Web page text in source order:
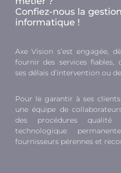
Confiez-nous la
informatique !
Axe Vision s’est engagée,
fournir des services fiables,
ses délais d’intervention ou
Pour le garantir à ses
une équipe de
des procédures qualité
technologique
fournisseurs pérennes et